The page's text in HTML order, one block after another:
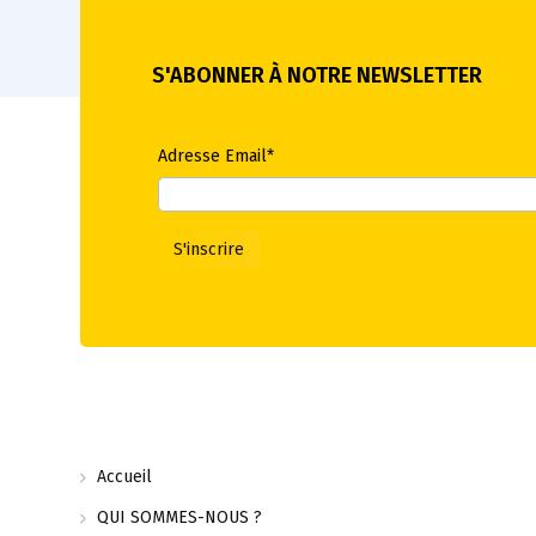
S'ABONNER À NOTRE NEWSLETTER
Adresse Email*
Accueil
QUI SOMMES-NOUS ?